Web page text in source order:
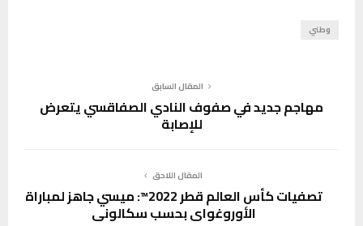
وطني
المقال السابق
مهاجم جديد في صفوف النادي الصفاقسي يتعرض
للإصابة
المقال اللاحق
تصفيات كأس العالم قطر 2022™: ميسي جاهز لمباراة
الأوروغواي بحسب سكالوني